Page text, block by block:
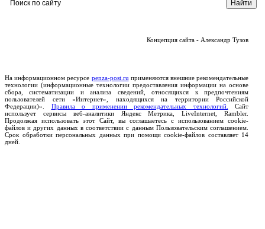
Концепция сайта - Александр Тузов
На информационном ресурсе penza-post.ru применяются внешние рекомендательные
технологии (информационные технологии предоставления информации на основе
сбора, систематизации и анализа сведений, относящихся к предпочтениям
пользователей сети «Интернет», находящихся на территории Российской
Федерации)». Правила о применении рекомендательных технологий.
Сайт
использует сервисы веб-аналитики Яндекс Метрика, LiveInternet, Rambler.
Продолжая использовать этот Сайт, вы соглашаетесь с использованием cookie-
файлов и других данных в соответствии с данным Пользовательским соглашением.
Срок обработки персональных данных при помощи cookie-файлов составляет 14
дней.